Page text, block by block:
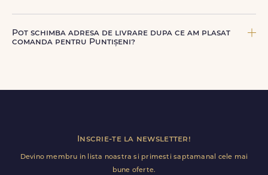
speciala pentru transport sigur.
comenzile plasate online, in limita intervalelor disponibile.
Florile sunt livrate rapid, direct de curierii nostri proprii.
Pot schimba adresa de livrare dupa ce am plasat
comanda pentru Puntișeni?
livrare pentru Puntișeni.
Inscrie-te la newsletter!
Devino membru in lista noastra si primesti saptamanal cele mai
bune oferte.